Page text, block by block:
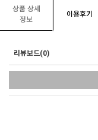
상품 상세
정보
이용후기
리뷰보드(0)